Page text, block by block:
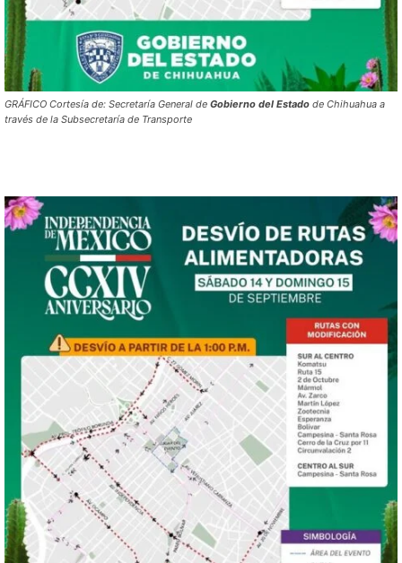
GRÁFICO Cortesía de: Secretaría General de Gobierno del Estado de Chihuahua a
través de la Subsecretaría de Transporte